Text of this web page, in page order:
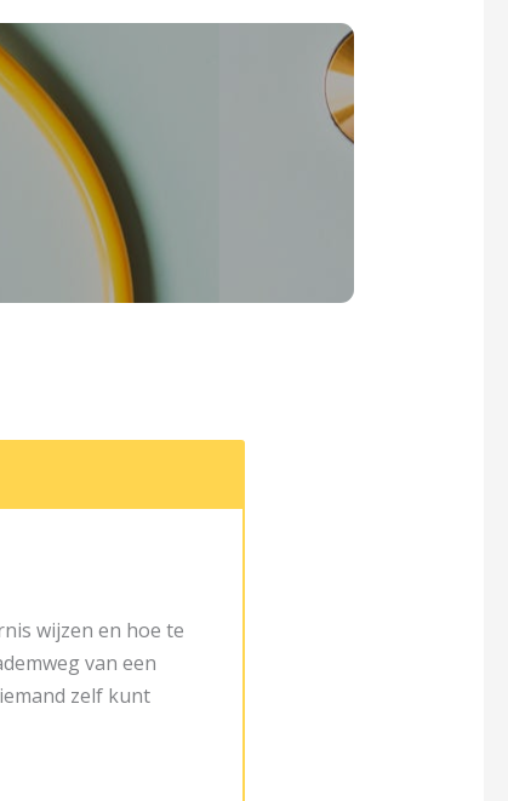
wijzen en hoe te
van een
zelf kunt